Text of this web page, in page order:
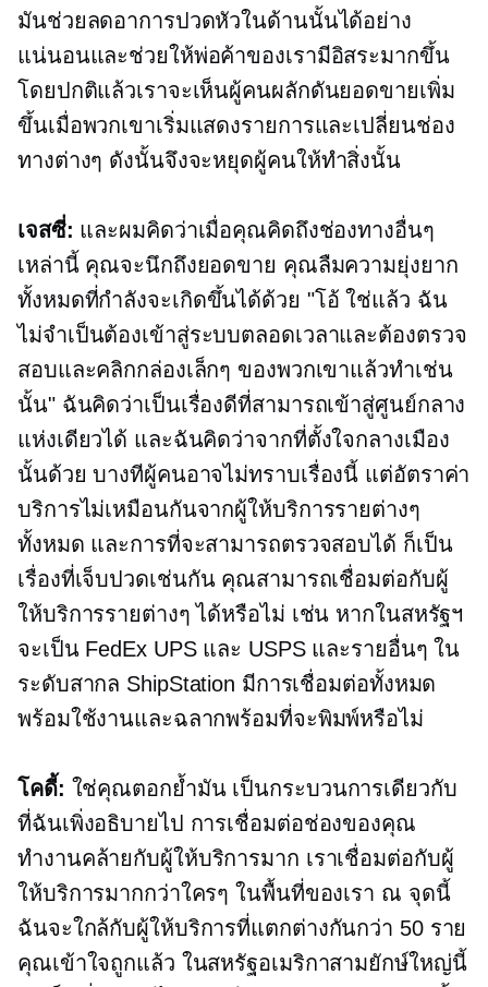
มันช่วยลดอาการปวดหัวในด้านนั้นได้อย่าง
แน่นอนและช่วยให้พ่อค้าของเรามีอิสระมากขึ้น
โดยปกติแล้วเราจะเห็นผู้คนผลักดันยอดขายเพิ่ม
ขึ้นเมื่อพวกเขาเริ่มแสดงรายการและเปลี่ยนช่อง
ทางต่างๆ ดังนั้นจึงจะหยุดผู้คนให้ทำสิ่งนั้น
เจสซี่: และผมคิดว่าเมื่อคุณคิดถึงช่องทางอื่นๆ
เหล่านี้ คุณจะนึกถึงยอดขาย คุณลืมความยุ่งยาก
ทั้งหมดที่กำลังจะเกิดขึ้นได้ด้วย "โอ้ ใช่แล้ว ฉัน
ไม่จำเป็นต้องเข้าสู่ระบบตลอดเวลาและต้องตรวจ
สอบและคลิกกล่องเล็กๆ ของพวกเขาแล้วทำเช่น
นั้น" ฉันคิดว่าเป็นเรื่องดีที่สามารถเข้าสู่ศูนย์กลาง
แห่งเดียวได้ และฉันคิดว่าจากที่ตั้งใจกลางเมือง
นั้นด้วย บางทีผู้คนอาจไม่ทราบเรื่องนี้ แต่อัตราค่า
บริการไม่เหมือนกันจากผู้ให้บริการรายต่างๆ
ทั้งหมด และการที่จะสามารถตรวจสอบได้ ก็เป็น
เรื่องที่เจ็บปวดเช่นกัน คุณสามารถเชื่อมต่อกับผู้
ให้บริการรายต่างๆ ได้หรือไม่ เช่น หากในสหรัฐฯ
จะเป็น FedEx UPS และ USPS และรายอื่นๆ ใน
ระดับสากล ShipStation มีการเชื่อมต่อทั้งหมด
พร้อมใช้งานและฉลากพร้อมที่จะพิมพ์หรือไม่
โคดี้: ใช่คุณตอกย้ำมัน เป็นกระบวนการเดียวกับ
ที่ฉันเพิ่งอธิบายไป การเชื่อมต่อช่องของคุณ
ทำงานคล้ายกับผู้ให้บริการมาก เราเชื่อมต่อกับผู้
ให้บริการมากกว่าใครๆ ในพื้นที่ของเรา ณ จุดนี้
ฉันจะใกล้กับผู้ให้บริการที่แตกต่างกันกว่า 50 ราย
คุณเข้าใจถูกแล้ว ในสหรัฐอเมริกาสามยักษ์ใหญ่นี้